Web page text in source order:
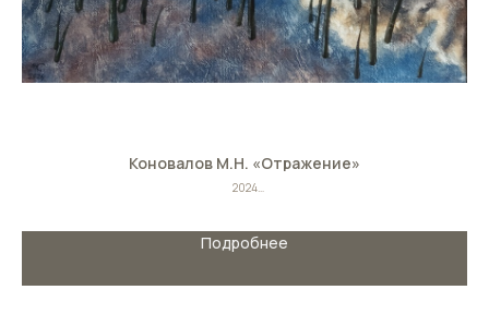
Коновалов М.Н. «Отражение»
2024
Подробнее